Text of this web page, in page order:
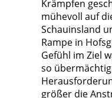
Krämpfen
mühevoll auf
Schauinsland
Rampe in
Gefühl im Ziel
so
größer die